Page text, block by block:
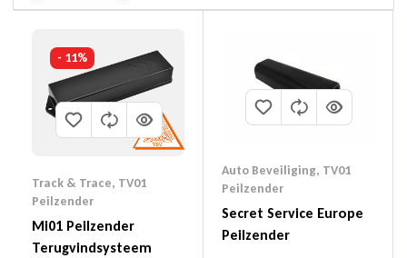
- 11%
Track & Trace, TV01
Peilzender
Mi01 Peilzender
Terugvindsysteem
Auto Beveiliging, TV01
Peilzender
Secret Service Europe
Peilzender